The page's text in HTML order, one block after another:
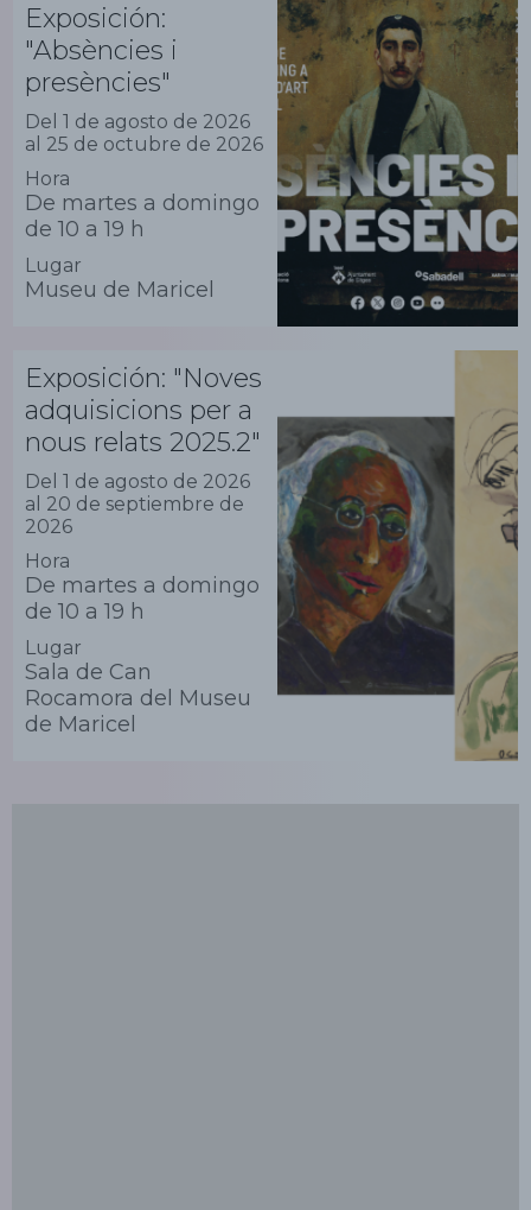
Exposición:
"Absències i
presències"
Del 1 de agosto de 2026
al 25 de octubre de 2026
Hora
De martes a domingo
de 10 a 19 h
Lugar
Museu de Maricel
Exposición: "Noves
adquisicions per a
nous relats 2025.2"
Del 1 de agosto de 2026
al 20 de septiembre de
2026
Hora
De martes a domingo
de 10 a 19 h
Lugar
Sala de Can
Rocamora del Museu
de Maricel